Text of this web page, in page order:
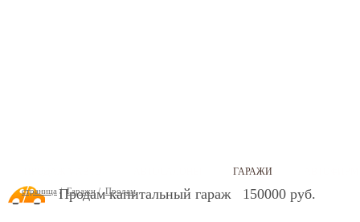
ГАРАЖИ
страница /Гаражи/Продам
Продам капитальный гараж 150000 руб.